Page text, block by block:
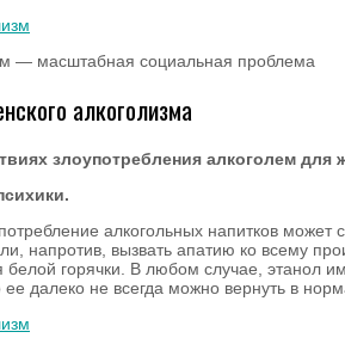
— масштабная социальная проблема
алкоголизма
злоупотребления алкоголем
алкогольных напитков может
напротив, вызвать апатию ко всему
белой горячки. В любом случае, этанол
ее далеко не всегда можно вернуть в